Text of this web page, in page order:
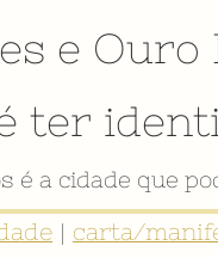
e Ouro
ter
é a cidade que
| carta/